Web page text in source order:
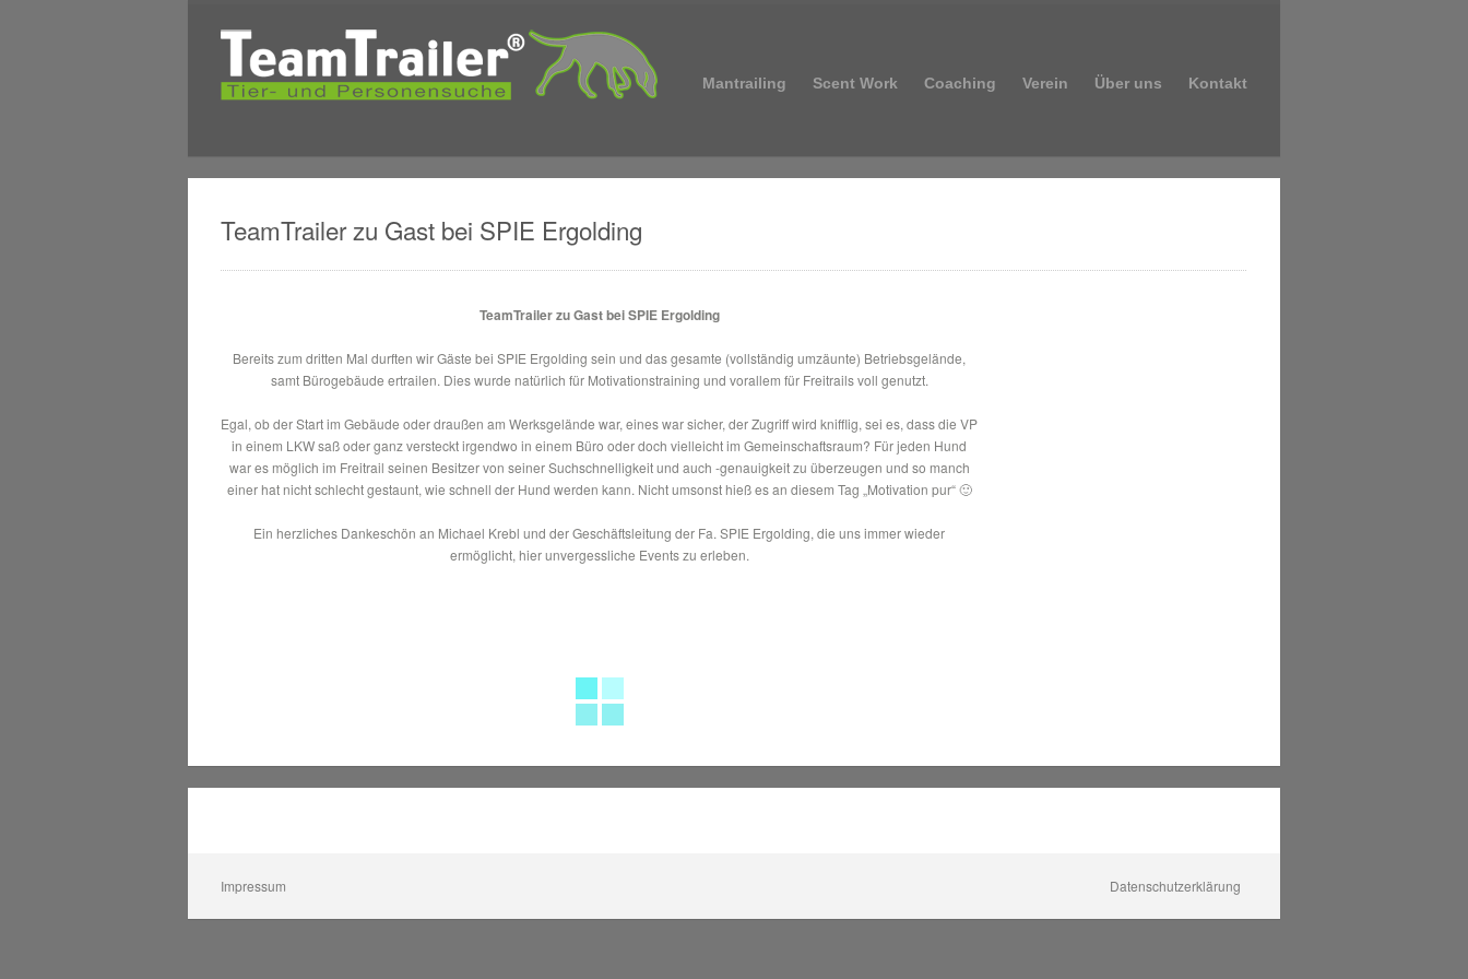
Mantrailing Scent Work Coaching Verein Über uns Kontakt
TeamTrailer zu Gast bei SPIE Ergolding
TeamTrailer zu Gast bei SPIE Ergolding
Bereits zum dritten Mal durften wir Gäste bei SPIE Ergolding sein und das gesamte (vollständig umzäunte) Betriebsgelände,
samt Bürogebäude ertrailen. Dies wurde natürlich für Motivationstraining und vorallem für Freitrails voll genutzt.
Egal, ob der Start im Gebäude oder draußen am Werksgelände war, eines war sicher, der Zugriff wird knifflig, sei es, dass die VP
in einem LKW saß oder ganz versteckt irgendwo in einem Büro oder doch vielleicht im Gemeinschaftsraum? Für jeden Hund
war es möglich im Freitrail seinen Besitzer von seiner Suchschnelligkeit und auch -genauigkeit zu überzeugen und so manch
einer hat nicht schlecht gestaunt, wie schnell der Hund werden kann. Nicht umsonst hieß es an diesem Tag „Motivation pur“ 🙂
Ein herzliches Dankeschön an Michael Krebl und der Geschäftsleitung der Fa. SPIE Ergolding, die uns immer wieder
ermöglicht, hier unvergessliche Events zu erleben.
Impressum Datenschutzerklärung